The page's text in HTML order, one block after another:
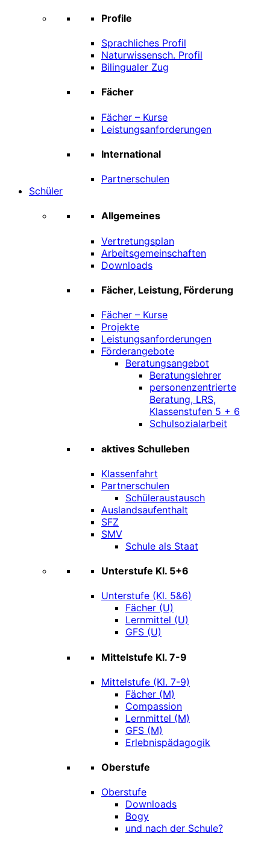
Profile
Sprachliches Profil
Naturwissensch. Profil
Bilingualer Zug
Fächer
Fächer – Kurse
Leistungsanforderungen
International
Partnerschulen
Schüler
Allgemeines
Vertretungsplan
Arbeitsgemeinschaften
Downloads
Fächer, Leistung, Förderung
Fächer – Kurse
Projekte
Leistungsanforderungen
Förderangebote
Beratungsangebot
Beratungslehrer
personenzentrierte
Beratung, LRS,
Klassenstufen 5 + 6
Schulsozialarbeit
aktives Schulleben
Klassenfahrt
Partnerschulen
Schüleraustausch
Auslandsaufenthalt
SFZ
SMV
Schule als Staat
Unterstufe Kl. 5+6
Unterstufe (Kl. 5&6)
Fächer (U)
Lernmittel (U)
GFS (U)
Mittelstufe Kl. 7-9
Mittelstufe (Kl. 7-9)
Fächer (M)
Compassion
Lernmittel (M)
GFS (M)
Erlebnispädagogik
Oberstufe
Oberstufe
Downloads
Bogy
und nach der Schule?